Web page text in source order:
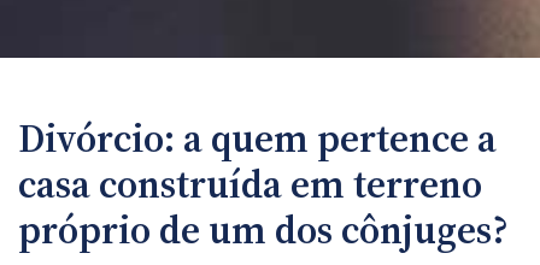
Divórcio: a quem pertence a
casa construída em terreno
próprio de um dos cônjuges?